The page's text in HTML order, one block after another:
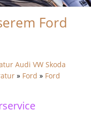
Ford
Audi VW Skoda
» Ford » Ford